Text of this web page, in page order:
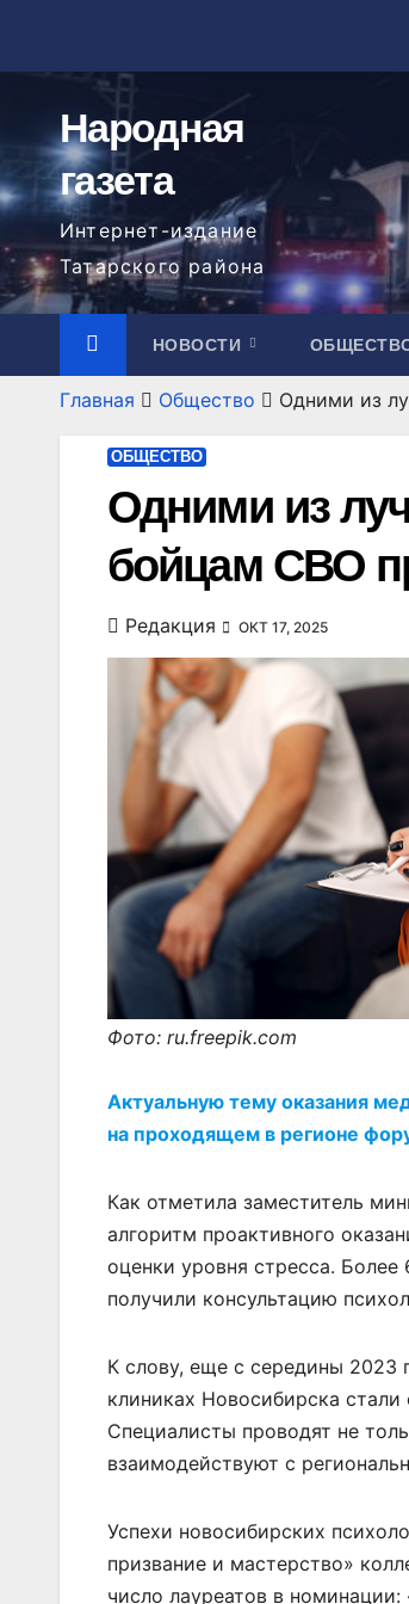
содержимому
Народная
газета
Интернет-издание
Татарского района
НОВОСТИ
Главная Общество Одними из
ОБЩЕСТВО
Одними из
бойцам СВО
Редакция ОКТ 17, 2025
Фото: ru.freepik.com
Актуальную тему оказания
на проходящем в регионе
Как отметила заместитель
алгоритм проактивного
оценки уровня стресса.
получили консультацию
К слову, еще с середины 2023
клиниках Новосибирска
Специалисты проводят не
взаимодействуют с
Успехи новосибирских
призвание и мастерство»
число лауреатов в